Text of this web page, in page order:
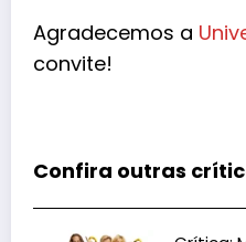
Agradecemos a
convite!
Confira outras